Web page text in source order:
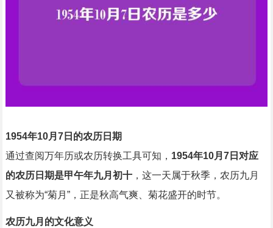
1954年10月7日的农历日期
通过查阅万年历或农历转换工具可知， 1954年10月7日对应
的农历日期是甲午年九月初十，这一天属于秋季，农历九月
又被称为“菊月”，正是秋高气爽、菊花盛开的时节。
农历九月的文化意义